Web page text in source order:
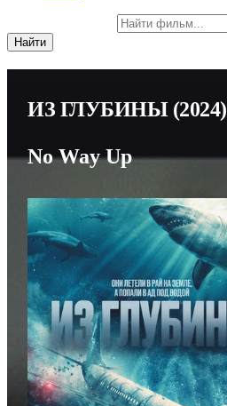
ИЗ ГЛУБИНЫ(2024)
No Way Up